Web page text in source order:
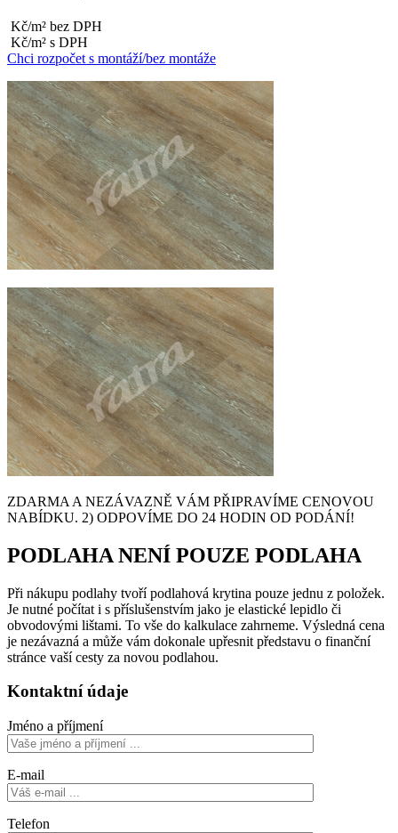
Kč/m² bez DPH
Kč/m² s DPH
Chci rozpočet s montáží/bez montáže
ZDARMA A NEZÁVAZNĚ VÁM PŘIPRAVÍME CENOVOU
NABÍDKU. 2) ODPOVÍME DO 24 HODIN OD PODÁNÍ!
PODLAHA NENÍ POUZE PODLAHA
Při nákupu podlahy tvoří podlahová krytina pouze jednu z položek.
Je nutné počítat i s příslušenstvím jako je elastické lepidlo či
obvodovými lištami. To vše do kalkulace zahrneme. Výsledná cena
je nezávazná a může vám dokonale upřesnit představu o finanční
stránce vaší cesty za novou podlahou.
Kontaktní údaje
Jméno a příjmení
E-mail
Telefon